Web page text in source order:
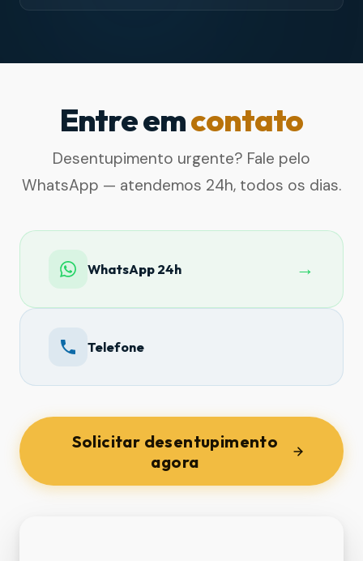
Entre emcontato
Desentupimento urgente? Fale pelo
WhatsApp — atendemos 24h, todos os dias.
WhatsApp 24h →
Telefone
Solicitar desentupimento
agora